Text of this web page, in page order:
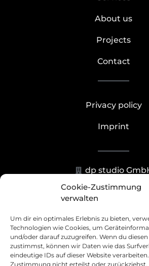
Cookie-Zustimmung
verwalten
Um dir ein optimales Erlebnis zu bieten,
Technologien wie Cookies, um
und/oder darauf zuzugreifen. Wenn du
zustimmst, können wir Daten wie das
eindeutige IDs auf dieser Website
Zustimmung nicht erteilst oder
About us
Projects
Contact
Privacy policy
Imprint
dp studio
Hohenzollernstr. 23-
Düsseldorf
+49 211